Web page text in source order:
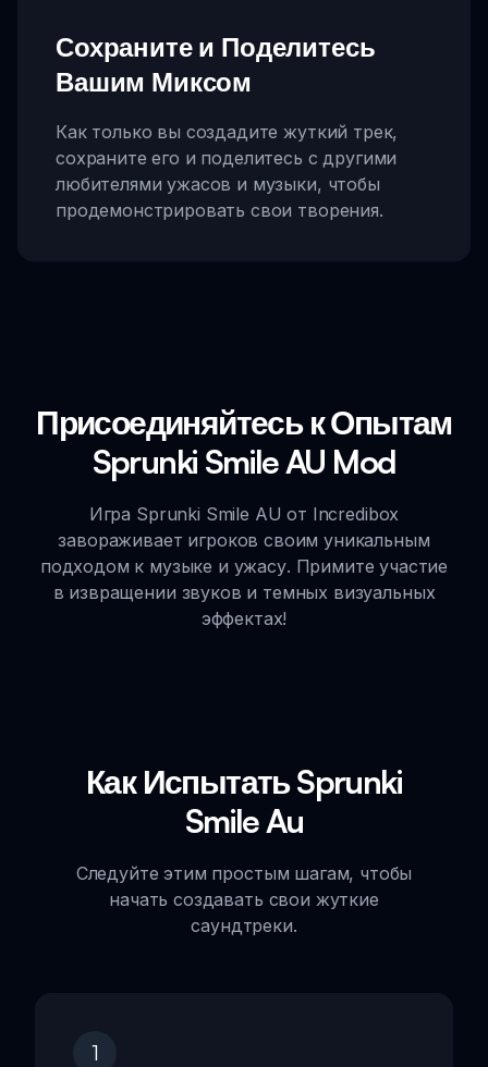
Сохраните и Поделитесь
Вашим Миксом
Как только вы создадите жуткий трек,
сохраните его и поделитесь с другими
любителями ужасов и музыки, чтобы
продемонстрировать свои творения.
Присоединяйтесь к Опытам
Sprunki Smile AU Mod
Игра Sprunki Smile AU от Incredibox
завораживает игроков своим уникальным
подходом к музыке и ужасу. Примите участие
в извращении звуков и темных визуальных
эффектах!
Как Испытать Sprunki
Smile Au
Следуйте этим простым шагам, чтобы
начать создавать свои жуткие
саундтреки.
1